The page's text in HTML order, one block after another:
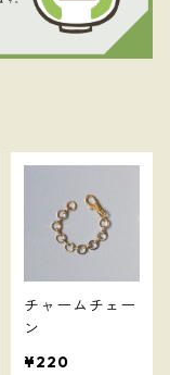
チャームチェー
ン
¥220